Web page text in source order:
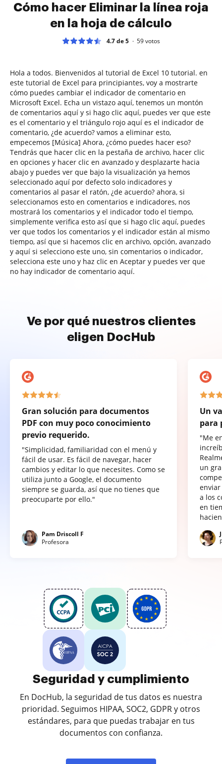
Cómo hacer Eliminar la línea roja
en la hoja de cálculo
4.7 de 5 59votos
Hola a todos. Bienvenidos al tutorial de Excel 10 tutorial. en
este tutorial de Excel para principiantes, voy a mostrarte
cómo puedes cambiar el indicador de comentario en
Microsoft Excel. Echa un vistazo aquí, tenemos un montón
de comentarios aquí y si hago clic aquí, puedes ver que este
es el comentario y el triángulo rojo aquí es el indicador de
comentario, ¿de acuerdo? vamos a eliminar esto,
empecemos [Música] Ahora, ¿cómo puedes hacer eso?
Tendrás que hacer clic en la pestaña de archivo, hacer clic
en opciones y hacer clic en avanzado y desplazarte hacia
abajo y puedes ver que bajo la visualización ya hemos
seleccionado aquí por defecto solo indicadores y
comentarios al pasar el ratón, ¿de acuerdo? ahora, si
seleccionamos esto en comentarios e indicadores, nos
mostrará los comentarios y el indicador todo el tiempo,
simplemente verifica esto así que si hago clic aquí, puedes
ver que todos los comentarios y el indicador están al mismo
tiempo, así que si hacemos clic en archivo, opción, avanzado
y aquí si selecciono este uno, sin comentarios o indicador,
selecciona este uno y haz clic en Aceptar y puedes ver que
no hay indicador de comentario aquí.
Ve por qué nuestros clientes
eligen DocHub
Gran solución para documentos
PDF con muy poco conocimiento
previo requerido.
"Simplicidad, familiaridad con el menú y
fácil de usar. Es fácil de navegar, hacer
cambios y editar lo que necesites. Como se
utiliza junto a Google, el documento
siempre se guarda, así que no tienes que
preocuparte por ello."
Pam Driscoll F
Profesora
Un
para
"Me
un
a los
en
Seguridad y cumplimiento
En DocHub, la seguridad de tus datos es nuestra
prioridad. Seguimos HIPAA, SOC2, GDPR y otros
estándares, para que puedas trabajar en tus
documentos con confianza.